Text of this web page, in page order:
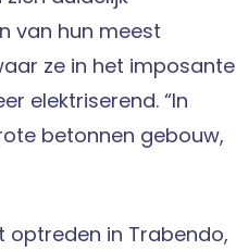
van hun meest
ze in het imposante
elektriserend. “In
betonnen gebouw,
optreden in Trabendo,